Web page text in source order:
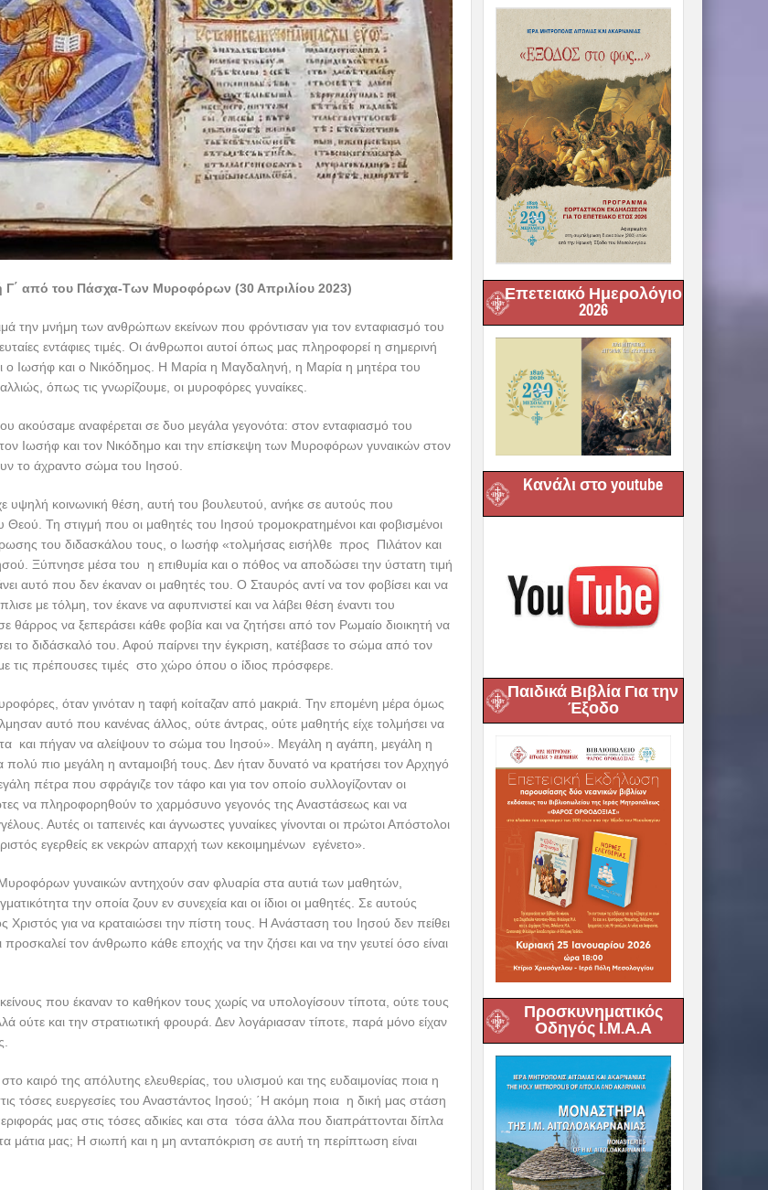
Γ΄ από του Πάσχα-Των Μυροφόρων (30 Απριλίου 2023)
την μνήμη των ανθρώπων εκείνων που φρόντισαν για τον ενταφιασμό του
εντάφιες τιμές. Οι άνθρωποι αυτοί όπως μας πληροφορεί η σημερινή
ο Ιωσήφ και ο Νικόδημος. Η Μαρία η Μαγδαληνή, η Μαρία η μητέρα του
όπως τις γνωρίζουμε, οι μυροφόρες γυναίκες.
ακούσαμε αναφέρεται σε δυο μεγάλα γεγονότα: στον ενταφιασμό του
Ιωσήφ και τον Νικόδημο και την επίσκεψη των Μυροφόρων γυναικών στον
το άχραντο σώμα του Ιησού.
υψηλή κοινωνική θέση, αυτή του βουλευτού, ανήκε σε αυτούς που
Θεού. Τη στιγμή που οι μαθητές του Ιησού τρομοκρατημένοι και φοβισμένοι
του διδασκάλου τους, ο Ιωσήφ «τολμήσας εισήλθε προς Πιλάτον και
Ξύπνησε μέσα του η επιθυμία και ο πόθος να αποδώσει την ύστατη τιμή
αυτό που δεν έκαναν οι μαθητές του. Ο Σταυρός αντί να τον φοβίσει και να
με τόλμη, τον έκανε να αφυπνιστεί και να λάβει θέση έναντι του
να ξεπεράσει κάθε φοβία και να ζητήσει από τον Ρωμαίο διοικητή να
το διδάσκαλό του. Αφού παίρνει την έγκριση, κατέβασε το σώμα από τον
τις πρέπουσες τιμές στο χώρο όπου ο ίδιος πρόσφερε.
όταν γινόταν η ταφή κοίταζαν από μακριά. Την επομένη μέρα όμως
αυτό που κανένας άλλος, ούτε άντρας, ούτε μαθητής είχε τολμήσει να
και πήγαν να αλείψουν το σώμα του Ιησού». Μεγάλη η αγάπη, μεγάλη η
πιο μεγάλη η ανταμοιβή τους. Δεν ήταν δυνατό να κρατήσει τον Αρχηγό
πέτρα που σφράγιζε τον τάφο και για τον οποίο συλλογίζονταν οι
να πληροφορηθούν το χαρμόσυνο γεγονός της Αναστάσεως και να
Αυτές οι ταπεινές και άγνωστες γυναίκες γίνονται οι πρώτοι Απόστολοι
εγερθείς εκ νεκρών απαρχή των κεκοιμημένων εγένετο».
γυναικών αντηχούν σαν φλυαρία στα αυτιά των μαθητών,
την οποία ζουν εν συνεχεία και οι ίδιοι οι μαθητές. Σε αυτούς
Χριστός για να κραταιώσει την πίστη τους. Η Ανάσταση του Ιησού δεν πείθει
προσκαλεί τον άνθρωπο κάθε εποχής να την ζήσει και να την γευτεί όσο είναι
που έκαναν το καθήκον τους χωρίς να υπολογίσουν τίποτα, ούτε τους
ούτε και την στρατιωτική φρουρά. Δεν λογάριασαν τίποτε, παρά μόνο είχαν
καιρό της απόλυτης ελευθερίας, του υλισμού και της ευδαιμονίας ποια η
τόσες ευεργεσίες του Αναστάντος Ιησού; ΄Η ακόμη ποια η δική μας στάση
μας στις τόσες αδικίες και στα τόσα άλλα που διαπράττονται δίπλα
μάτια μας; Η σιωπή και η μη ανταπόκριση σε αυτή τη περίπτωση είναι
Επετειακό Ημερολόγιο
2026
Kανάλι στο youtube
Παιδικά Βιβλία Για την
Έξοδο
Προσκυνηματικός
Οδηγός Ι.Μ.Α.Α